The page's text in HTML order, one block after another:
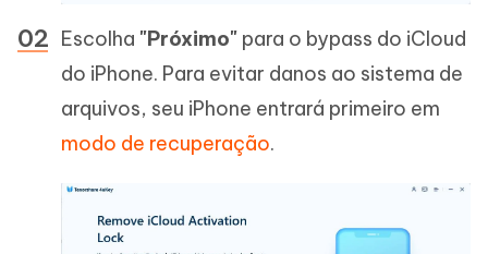
Escolha "Próximo" para o bypass do iCloud
do iPhone. Para evitar danos ao sistema de
arquivos, seu iPhone entrará primeiro em
modo de recuperação.